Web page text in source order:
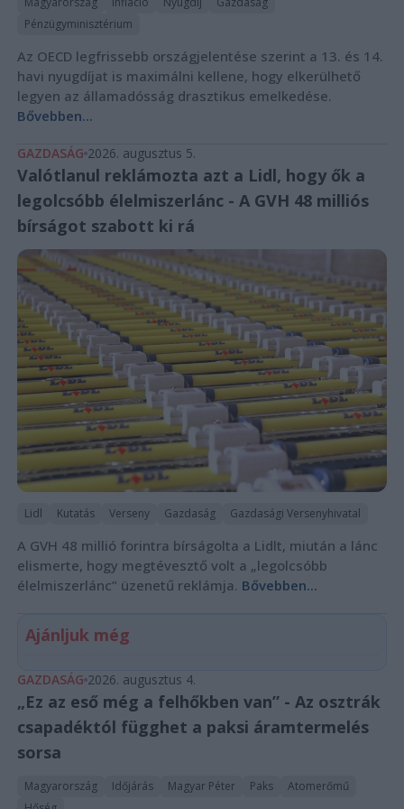
Pénzügyminisztérium
Az OECD legfrissebb országjelentése szerint a 13. és 14.
havi nyugdíjat is maximálni kellene, hogy elkerülhető
legyen az államadósság drasztikus emelkedése.
Bővebben...
GAZDASÁG 2026. augusztus 5.
Valótlanul reklámozta azt a Lidl, hogy ők a
legolcsóbb élelmiszerlánc - A GVH 48 milliós
bírságot szabott ki rá
Lidl Kutatás Verseny Gazdaság Gazdasági Versenyhivatal
A GVH 48 millió forintra bírságolta a Lidlt, miután a lánc
elismerte, hogy megtévesztő volt a „legolcsóbb
élelmiszerlánc” üzenetű reklámja. Bővebben...
Ajánljuk még
GAZDASÁG 2026. augusztus 4.
„Ez az eső még a felhőkben van” - Az osztrák
csapadéktól függhet a paksi áramtermelés
sorsa
Magyarország Időjárás Magyar Péter Paks
Atomerőmű